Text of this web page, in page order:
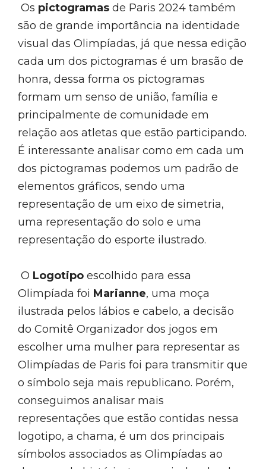
Os pictogramas de Paris 2024 também
são de grande importância na identidade
visual das Olimpíadas, já que nessa edição
cada um dos pictogramas é um brasão de
honra, dessa forma os pictogramas
formam um senso de união, família e
principalmente de comunidade em
relação aos atletas que estão participando.
É interessante analisar como em cada um
dos pictogramas podemos um padrão de
elementos gráficos, sendo uma
representação de um eixo de simetria,
uma representação do solo e uma
representação do esporte ilustrado.
O Logotipo escolhido para essa
Olimpíada foi Marianne, uma moça
ilustrada pelos lábios e cabelo, a decisão
do Comitê Organizador dos jogos em
escolher uma mulher para representar as
Olimpíadas de Paris foi para transmitir que
o símbolo seja mais republicano. Porém,
conseguimos analisar mais
representações que estão contidas nessa
logotipo, a chama, é um dos principais
símbolos associados as Olimpíadas ao